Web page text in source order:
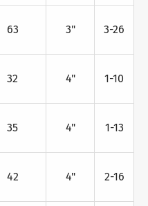
63 3" 3-26
32 4" 1-10
35 4" 1-13
42 4" 2-16